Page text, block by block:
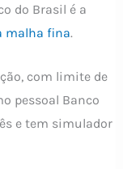
do Brasil é a
malha fina.
com limite de
pessoal Banco
e tem simulador